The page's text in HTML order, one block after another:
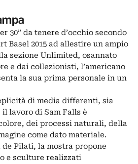
30” da tenere d’occhio secondo
Basel 2015 ad allestire un ampio
sezione Unlimited, osannato
e dai collezionisti, l’americano
la sua prima personale in un
di media differenti, sia
lavoro di Sam Falls è
dei processi naturali, della
come dato materiale.
Pilati, la mostra propone
e sculture realizzati